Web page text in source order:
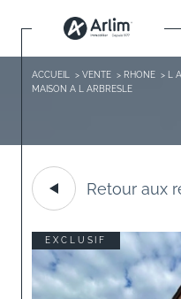
ACCUEIL VENTE RHONE L
MAISON A L ARBRESLE
Retour aux
EXCLUSIF